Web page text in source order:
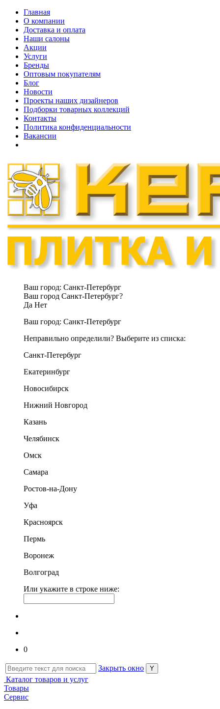
Главная
О компании
Доставка и оплата
Наши cалоны
Акции
Услуги
Бренды
Оптовым покупателям
Блог
Новости
Проекты наших дизайнеров
Подборки товарных коллекций
Контакты
Политика конфиденциальности
Вакансии
Ваш город: Санкт-Петербург
Ваш город Санкт-Петербург?
Да Нет
Ваш город: Санкт-Петербург
Неправильно определили? Выберите из списка:
Санкт-Петербург
Екатеринбург
Новосибирск
Нижний Новгород
Казань
Челябинск
Омск
Самара
Ростов-на-Дону
Уфа
Красноярск
Пермь
Воронеж
Волгоград
Или укажите в строке ниже:
0
Закрыть окно
Каталог товаров и услуг
Товары
Сервис